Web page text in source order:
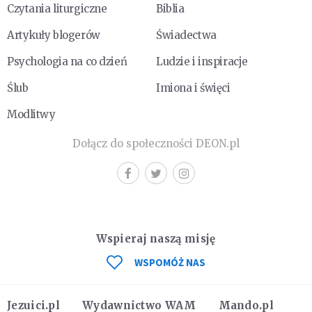
Czytania liturgiczne
Biblia
Artykuły blogerów
Świadectwa
Psychologia na co dzień
Ludzie i inspiracje
Ślub
Imiona i święci
Modlitwy
Dołącz do społeczności DEON.pl
Jezuici.pl Wydawnictwo WAM Mando.pl
Wspieraj naszą misję
WSPOMÓŻ NAS